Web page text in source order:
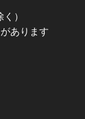
）
あります